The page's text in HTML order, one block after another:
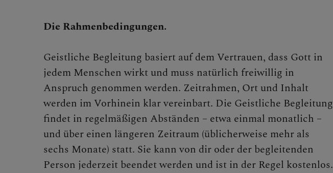
Die Rahmenbedingungen.
Geistliche Begleitung basiert auf dem Vertrauen, dass Gott in
jedem Menschen wirkt und muss natürlich freiwillig in
Anspruch genommen werden. Zeitrahmen, Ort und Inhalt
werden im Vorhinein klar vereinbart. Die Geistliche Begleitung
findet in regelmäßigen Abständen – etwa einmal monatlich –
und über einen längeren Zeitraum (üblicherweise mehr als
sechs Monate) statt. Sie kann von dir oder der begleitenden
Person jederzeit beendet werden und ist in der Regel kostenlos.